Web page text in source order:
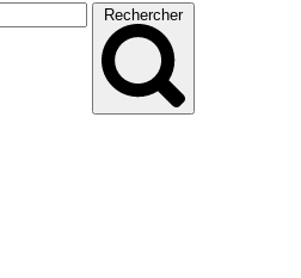
Rechercher